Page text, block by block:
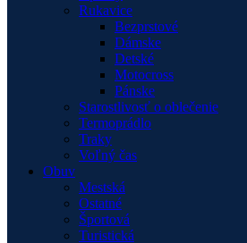
Rukavice
Bezprstové
Dámske
Detské
Motocross
Pánske
Starostlivosť o oblečenie
Termoprádlo
Traky
Voľný čas
Obuv
Mestská
Ostatné
Športová
Turistická